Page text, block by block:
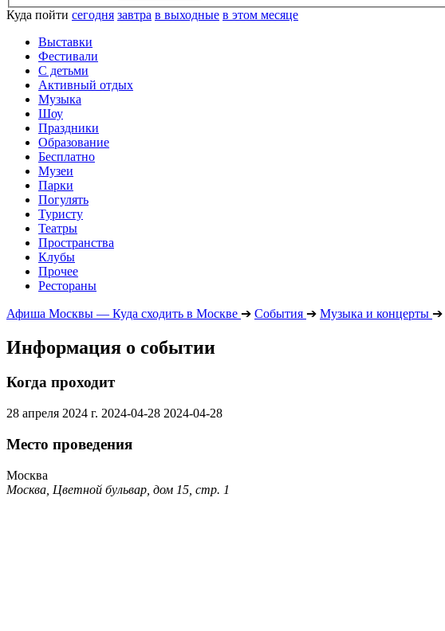
Куда пойти сегодня завтра в выходные в этом месяце
Выставки
Фестивали
С детьми
Активный отдых
Музыка
Шоу
Праздники
Образование
Бесплатно
Музеи
Парки
Погулять
Туристу
Театры
Пространства
Клубы
Прочее
Рестораны
Афиша Москвы — Куда сходить в Москве ➔ События ➔ Музыка и концерты ➔
Информация о событии
Когда проходит
28 апреля 2024 г. 2024-04-28 2024-04-28
Место проведения
Москва
Москва, Цветной бульвар, дом 15, стр. 1